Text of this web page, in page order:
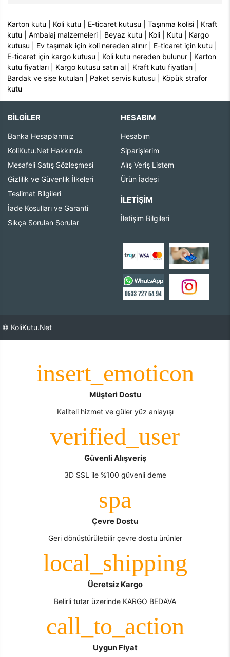
Karton kutu Koli kutu E-ticaret kutusu |Taşınma kolisi
Kraft
kutu |Ambalaj malzemeleri Beyaz kutu Koli Kutu
Kargo
kutusu
Ev taşımak için koli nereden alınır E-ticaret için kutu
E-ticaret için kargo kutusu
Koli kutu nereden bulunur
Karton
kutu fiyatları
Kargo kutusu satın al Kraft kutu fiyatları
Bardak ve şişe kutuları
Paket servis kutusu
Köpük strafor
kutu
BİLGİLER
Banka Hesaplarımız
KoliKutu.Net Hakkında
Mesafeli Satış Sözleşmesi
Gizlilik ve Güvenlik İlkeleri
Teslimat Bilgileri
İade Koşulları ve Garanti
Sıkça Sorulan Sorular
HESABIM
Hesabım
Siparişlerim
Alış Veriş Listem
Ürün İadesi
İLETIŞIM
İletişim Bilgileri
© KoliKutu.Net
Müşteri Dostu
Kaliteli hizmet ve güler yüz anlayışı
Güvenli Alışveriş
3D SSL ile %100 güvenli deme
Çevre Dostu
Geri dönüştürülebilir çevre dostu ürünler
Ücretsiz Kargo
Belirli tutar üzerinde KARGO BEDAVA
Uygun Fiyat